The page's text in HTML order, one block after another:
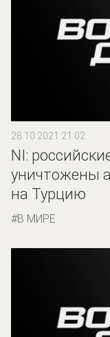
28.10.2021 21:02
NI:
уничтожены
на Турцию
В МИРЕ